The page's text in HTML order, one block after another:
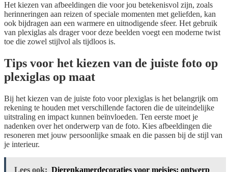
Het kiezen van afbeeldingen die voor jou betekenisvol zijn, zoals
herinneringen aan reizen of speciale momenten met geliefden, kan
ook bijdragen aan een warmere en uitnodigende sfeer. Het gebruik
van plexiglas als drager voor deze beelden voegt een moderne twist
toe die zowel stijlvol als tijdloos is.
Tips voor het kiezen van de juiste foto op
plexiglas op maat
Bij het kiezen van de juiste foto voor plexiglas is het belangrijk om
rekening te houden met verschillende factoren die de uiteindelijke
uitstraling en impact kunnen beïnvloeden. Ten eerste moet je
nadenken over het onderwerp van de foto. Kies afbeeldingen die
resoneren met jouw persoonlijke smaak en die passen bij de stijl van
je interieur.
Lees ook: Dierenkamerdecoraties voor meisjes: ontwerp